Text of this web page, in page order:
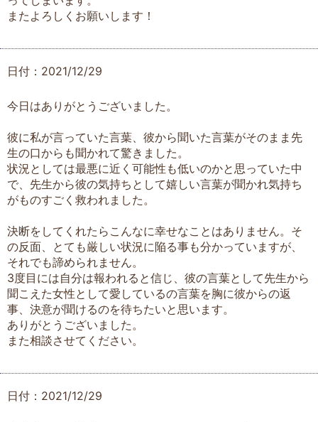
またよろしくお願いします！
日付：2021/12/29
今日はありがとうございました。
彼に私が言っていた言葉、彼から聞いた言葉がそのまま先
生の口からも聞かれて驚きました。
状況としては最悪に近く可能性も低いのかと思っていた中
で、先生から彼の気持ちとして嬉しい言葉が聞かれ気持ち
がものすごく救われました。
決断をしてくれたらこんなに幸せなことはありません。そ
の反面、とても厳しい状況に陥る事も分かっていますが、
それでも諦められません。
3度目には自分は報われると信じ、彼の言葉として先生から
聞こえた女性として愛しているの言葉を胸に彼からの返
事、決意が聞けるのを待ちたいと思います。
ありがとうございました。
また相談させてください。
日付：2021/12/29